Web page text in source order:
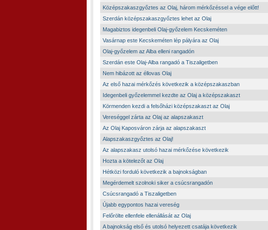
Középszakaszgyőztes az Olaj, három mérkőzéssel a vége előtt!
Szerdán középszakaszgyőztes lehet az Olaj
Magabiztos idegenbeli Olaj-győzelem Kecskeméten
Vasárnap este Kecskeméten lép pályára az Olaj
Olaj-győzelem az Alba elleni rangadón
Szerdán este Olaj-Alba rangadó a Tiszaligetben
Nem hibázott az éllovas Olaj
Az első hazai mérkőzés következik a középszakaszban
Idegenbeli győzelemmel kezdte az Olaj a középszakaszt
Körmenden kezdi a felsőházi középszakaszt az Olaj
Vereséggel zárta az Olaj az alapszakaszt
Az Olaj Kaposváron zárja az alapszakaszt
Alapszakaszgyőztes az Olaj!
Az alapszakasz utolsó hazai mérkőzése következik
Hozta a kötelezőt az Olaj
Hétközi forduló következik a bajnokságban
Megérdemelt szolnoki siker a csúcsrangadón
Csúcsrangadó a Tiszaligetben
Újabb egypontos hazai vereség
Felőrölte ellenfele ellenállását az Olaj
A bajnokság első és utolsó helyezett csatája következik